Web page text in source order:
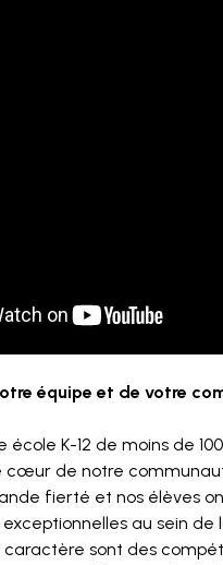
équipe et de votre
K-12 de moins de
cœur de notre
fierté et nos élèves
au sein de
sont des